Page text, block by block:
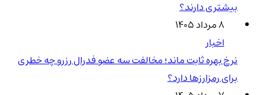
بیشتری دارند؟
۸ مرداد ۱۴۰۵
اخبار
نرخ بهره ثابت ماند؛ مخالفت سه عضو فدرال رزرو چه خطری
برای رمزارزها دارد؟